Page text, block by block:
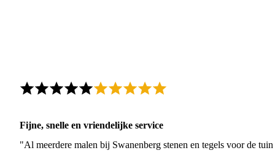
Fijne, snelle en vriendelijke service
"Al meerdere malen bij Swanenberg stenen en tegels voor de